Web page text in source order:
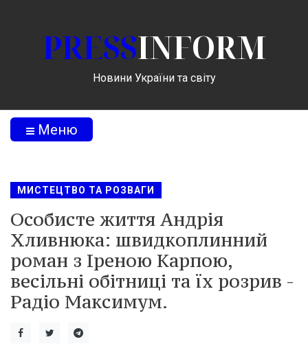
PRESSINFORM
Новини України та світу
Меню
МИСТЕЦТВО ТА РОЗВАГИ
Особисте життя Андрія
Хливнюка: швидкоплинний
роман з Іреною Карпою,
весільні обітниці та їх розрив -
Радіо Максимум.